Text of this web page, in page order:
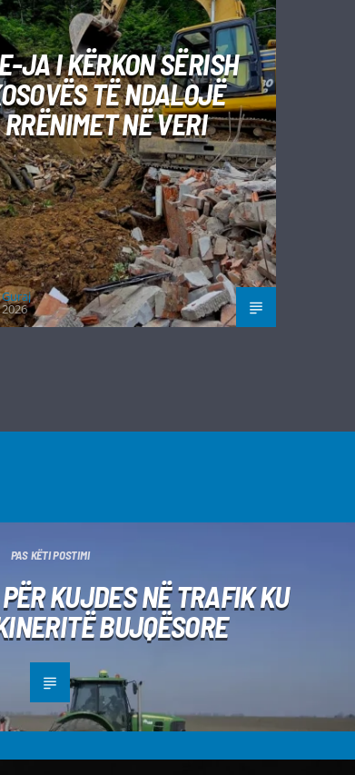
JA I KËRKON SËRISH
TË NDALOJË
RRËNIMET NË VERI
PAS KËTI POSTIMI
KUJDES NË TRAFIK KU
BUJQËSORE